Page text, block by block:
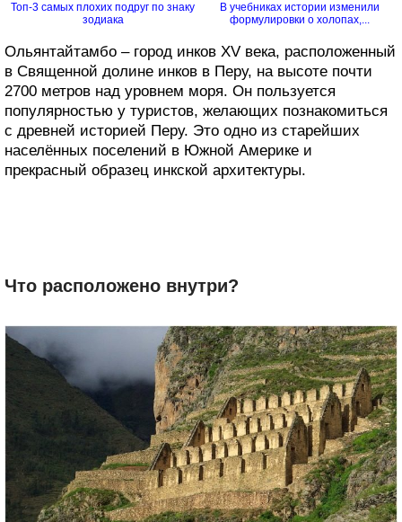
Топ-3 самых плохих подруг по знаку
зодиака
В учебниках истории изменили
формулировки о холопах,...
Ольянтайтамбо – город инков XV века, расположенный
в Священной долине инков в Перу, на высоте почти
2700 метров над уровнем моря. Он пользуется
популярностью у туристов, желающих познакомиться
с древней историей Перу. Это одно из старейших
населённых поселений в Южной Америке и
прекрасный образец инкской архитектуры.
Что расположено внутри?